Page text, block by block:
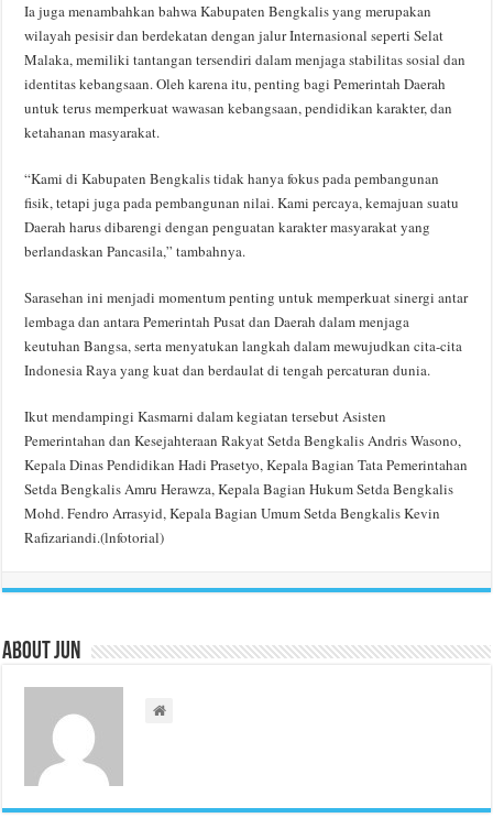
Ia juga menambahkan bahwa Kabupaten Bengkalis yang merupakan
wilayah pesisir dan berdekatan dengan jalur Internasional seperti Selat
Malaka, memiliki tantangan tersendiri dalam menjaga stabilitas sosial dan
identitas kebangsaan. Oleh karena itu, penting bagi Pemerintah Daerah
untuk terus memperkuat wawasan kebangsaan, pendidikan karakter, dan
ketahanan masyarakat.
“Kami di Kabupaten Bengkalis tidak hanya fokus pada pembangunan
fisik, tetapi juga pada pembangunan nilai. Kami percaya, kemajuan suatu
Daerah harus dibarengi dengan penguatan karakter masyarakat yang
berlandaskan Pancasila,” tambahnya.
Sarasehan ini menjadi momentum penting untuk memperkuat sinergi antar
lembaga dan antara Pemerintah Pusat dan Daerah dalam menjaga
keutuhan Bangsa, serta menyatukan langkah dalam mewujudkan cita-cita
Indonesia Raya yang kuat dan berdaulat di tengah percaturan dunia.
Ikut mendampingi Kasmarni dalam kegiatan tersebut Asisten
Pemerintahan dan Kesejahteraan Rakyat Setda Bengkalis Andris Wasono,
Kepala Dinas Pendidikan Hadi Prasetyo, Kepala Bagian Tata Pemerintahan
Setda Bengkalis Amru Herawza, Kepala Bagian Hukum Setda Bengkalis
Mohd. Fendro Arrasyid, Kepala Bagian Umum Setda Bengkalis Kevin
Rafizariandi.(lnfotorial)
About Jun